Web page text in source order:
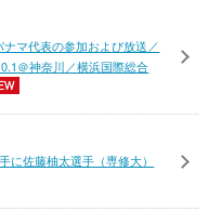
マ代表の参加および放送／
＠神奈川／横浜国際総合
に佐藤柚太選手（専修大）